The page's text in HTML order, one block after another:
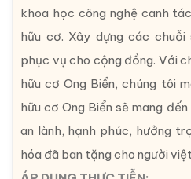
khoa học công nghệ canh
hữu cơ. Xây dựng các
phục vụ cho cộng đồng. Với
hữu cơ Ong Biển, chúng tôi
hữu cơ Ong Biển sẽ mang
an lành, hạnh phúc, hưởng
hóa đã ban tặng cho người